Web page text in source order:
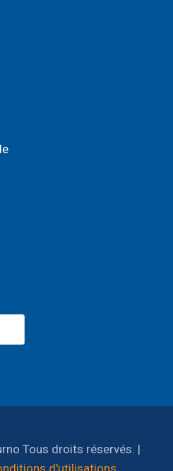
Tous droits réservés. |